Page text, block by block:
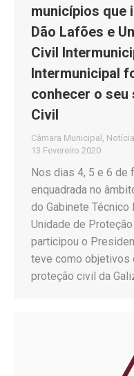
municípios que
Dão Lafões e
Civil
Intermunicipal
conhecer o
Civil
Câmara Municipal ,
13 Fevereiro 2020
Nos dias 4, 5 e 6 de
enquadrada no
do Gabinete
Unidade de
participou o
teve como objetivos
proteção civil da